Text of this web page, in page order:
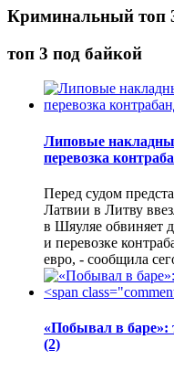
Криминальный топ
топ 3 под байкой
Липовые
перевозка
Перед судом
Латвии в Литву
в Шяуляе обвиняет
и перевозке
евро, - сообщила
«Побывал в баре»:
(2)